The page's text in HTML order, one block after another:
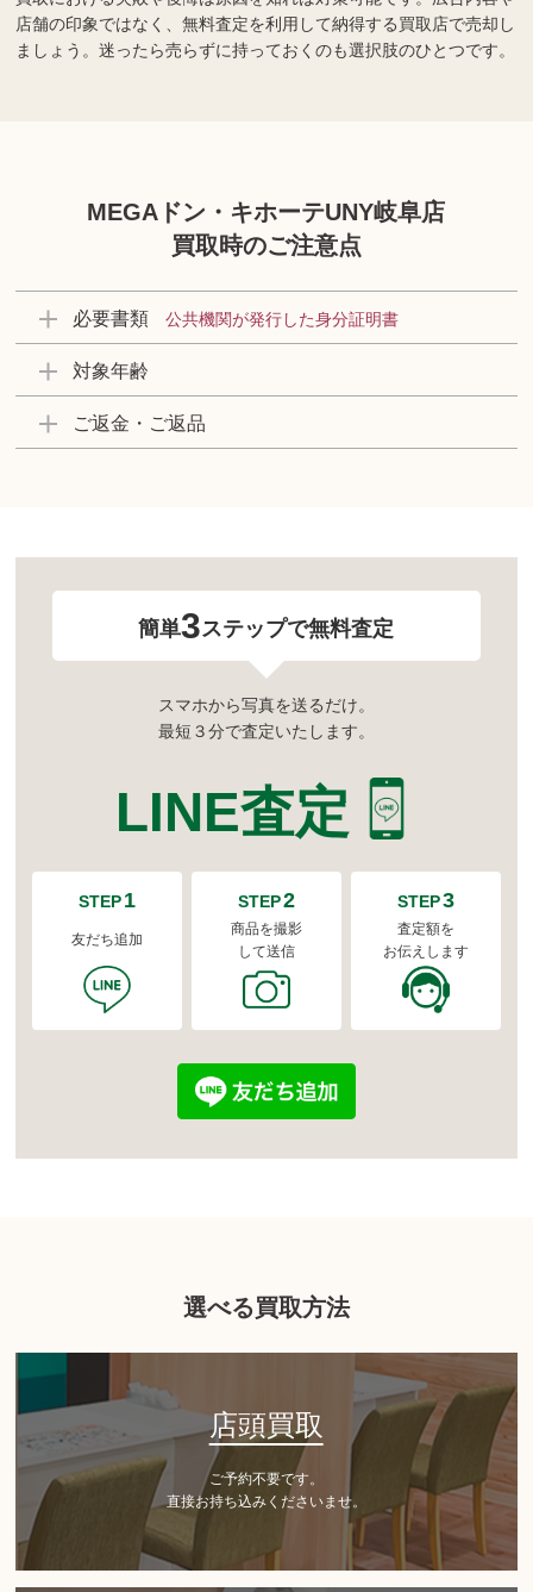
店舗の印象ではなく、無料査定を利用して納得する買取店で売却し
ましょう。迷ったら売らずに持っておくのも選択肢のひとつです。
MEGAドン・キホーテUNY岐阜店
買取時のご注意点
必要書類 公共機関が発行した身分証明書
対象年齢
ご返金・ご返品
簡単3ステップで無料査定
スマホから写真を送るだけ。
最短３分で査定いたします。
LINE査定
STEP1
友だち追加
STEP2
商品を撮影
して送信
STEP3
査定額を
お伝えします
選べる買取方法
店頭買取
ご予約不要です。
直接お持ち込みくださいませ。